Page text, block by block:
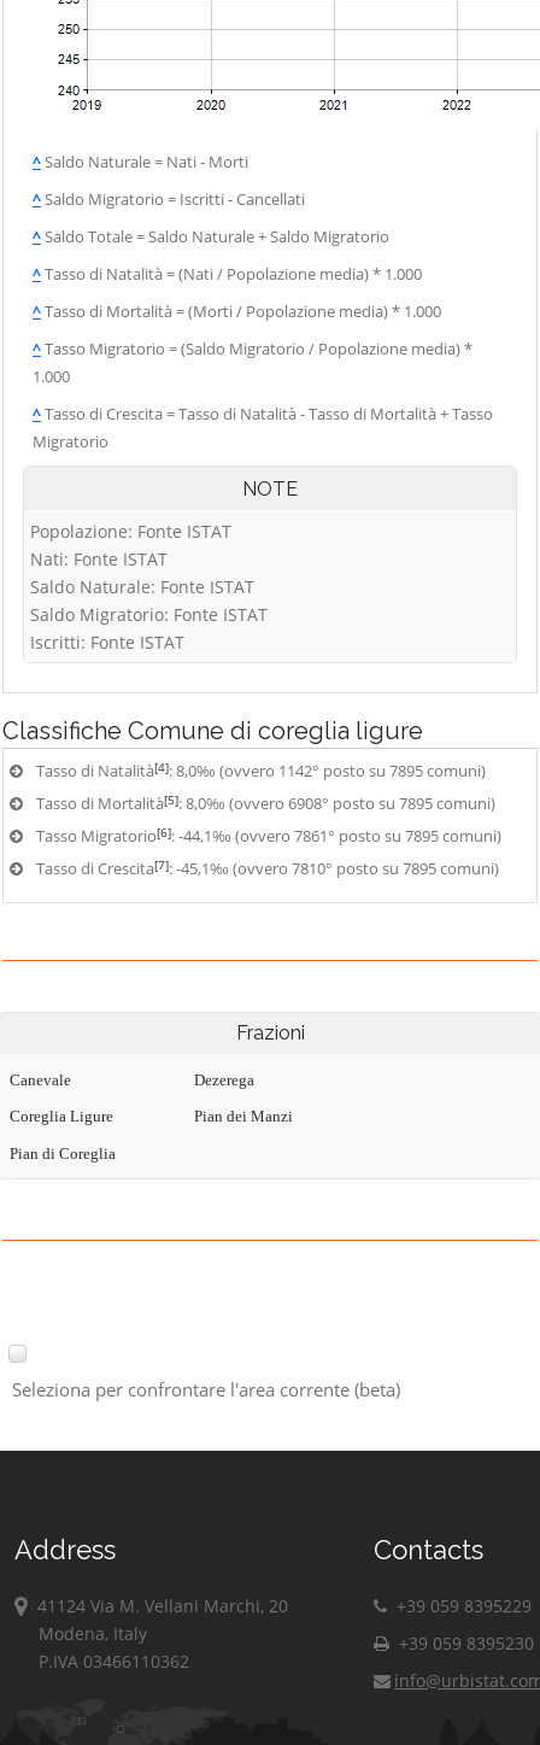
^Saldo Naturale = Nati - Morti
^Saldo Migratorio = Iscritti - Cancellati
^Saldo Totale = Saldo Naturale + Saldo Migratorio
^Tasso di Natalità = (Nati / Popolazione media) * 1.000
^Tasso di Mortalità = (Morti / Popolazione media) * 1.000
^Tasso Migratorio = (Saldo Migratorio / Popolazione media) *
1.000
^Tasso di Crescita = Tasso di Natalità - Tasso di Mortalità + Tasso
Migratorio
NOTE
Popolazione: Fonte ISTAT
Nati: Fonte ISTAT
Saldo Naturale: Fonte ISTAT
Saldo Migratorio: Fonte ISTAT
Iscritti: Fonte ISTAT
Classifiche Comune di coreglia ligure
Tasso di Natalità[4]: 8,0‰ (ovvero 1142° posto su 7895 comuni)
Tasso di Mortalità[5]: 8,0‰ (ovvero 6908° posto su 7895 comuni)
Tasso Migratorio[6]: -44,1‰ (ovvero 7861° posto su 7895 comuni)
Tasso di Crescita[7]: -45,1‰ (ovvero 7810° posto su 7895 comuni)
Frazioni
Canevale
Coreglia Ligure
Dezerega
Pian dei Manzi
Pian di Coreglia
Seleziona per confrontare l'area corrente (beta)
Address
41124 Via M. Vellani Marchi, 20
Modena, Italy
P.IVA 03466110362
Contacts
+39 059 8395229
+39 059 8395230